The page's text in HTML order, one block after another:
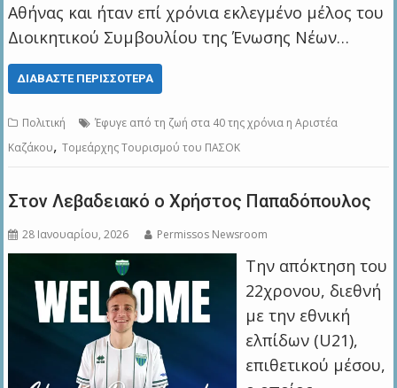
Αθήνας και ήταν επί χρόνια εκλεγμένο μέλος του
Διοικητικού Συμβουλίου της Ένωσης Νέων…
ΔΙΑΒΆΣΤΕ ΠΕΡΙΣΣΌΤΕΡΑ
Πολιτική
Έφυγε από τη ζωή στα 40 της χρόνια η Αριστέα
Καζάκου,Τομεάρχης Τουρισμού του ΠΑΣΟΚ
Στον Λεβαδειακό ο Χρήστος Παπαδόπουλος
28 Ιανουαρίου, 2026 Permissos Newsroom
Την απόκτηση του
22χρονου, διεθνή
με την εθνική
ελπίδων (U21),
επιθετικού μέσου,